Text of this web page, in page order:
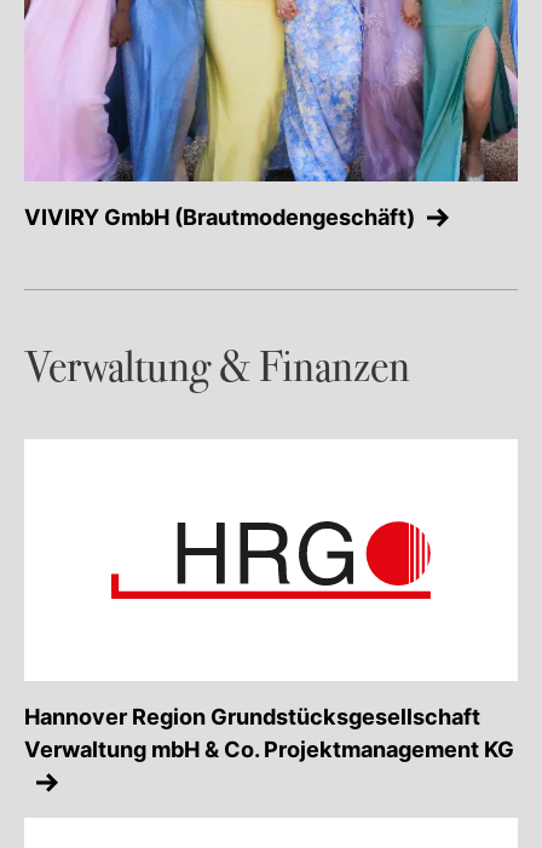
VIVIRY GmbH (Brautmodengeschäft)
Verwaltung & Finanzen
Hannover Region Grundstücksgesellschaft
Verwaltung mbH & Co. Projektmanagement KG